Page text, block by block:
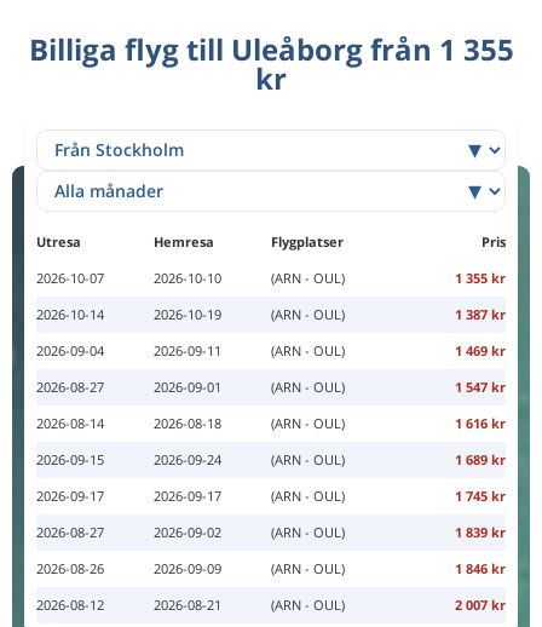
Billiga flyg till Uleåborg från 1 355
kr
Utresa Hemresa Flygplatser
Pris
2026-10-07
2026-10-10 (ARN - OUL)
1 355 kr
2026-10-14
2026-10-19 (ARN - OUL)
1 387 kr
2026-09-04
2026-09-11 (ARN - OUL)
1 469 kr
2026-08-27
2026-09-01 (ARN - OUL)
1 547 kr
2026-08-14
2026-08-18 (ARN - OUL)
1 616 kr
2026-09-15
2026-09-24 (ARN - OUL)
1 689 kr
2026-09-17
2026-09-17 (ARN - OUL)
1 745 kr
2026-08-27
2026-09-02 (ARN - OUL)
1 839 kr
2026-08-26
2026-09-09 (ARN - OUL)
1 846 kr
2026-08-12
2026-08-21 (ARN - OUL) 2 007 kr